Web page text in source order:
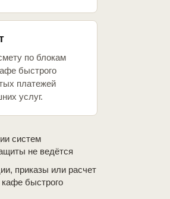
по блокам
быстрого
платежей
услуг.
систем
не ведётся
приказы или расчет
быстрого